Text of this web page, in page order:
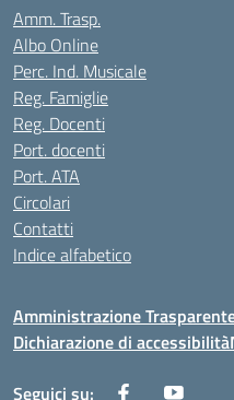
Amm. Trasp.
Albo Online
Perc. Ind. Musicale
Reg. Famiglie
Reg. Docenti
Port. docenti
Port. ATA
Circolari
Contatti
Indice alfabetico
Amministrazione
Dichiarazione di accessibilità
Seguici su: